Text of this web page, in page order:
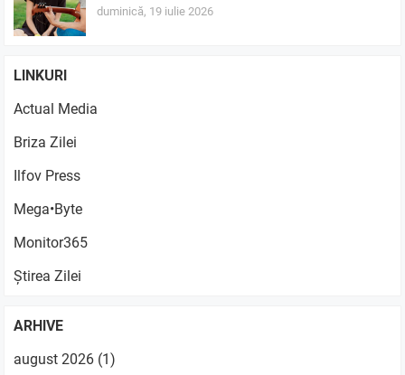
duminică, 19 iulie 2026
LINKURI
Actual Media
Briza Zilei
Ilfov Press
Mega•Byte
Monitor365
Știrea Zilei
ARHIVE
august 2026 (1)